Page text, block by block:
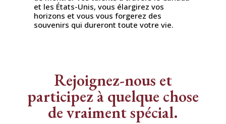
et les États-Unis, vous élargirez vos
horizons et vous vous forgerez des
souvenirs qui dureront toute votre vie.
Rejoignez-nous et
participez à quelque chose
de vraiment spécial.